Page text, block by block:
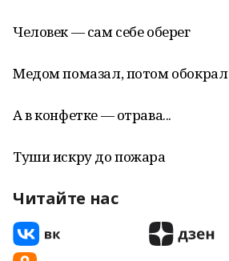
Человек — сам себе оберег
Медом помазал, потом обокрал
А в конфетке — отрава...
Туши искру до пожара
Читайте нас